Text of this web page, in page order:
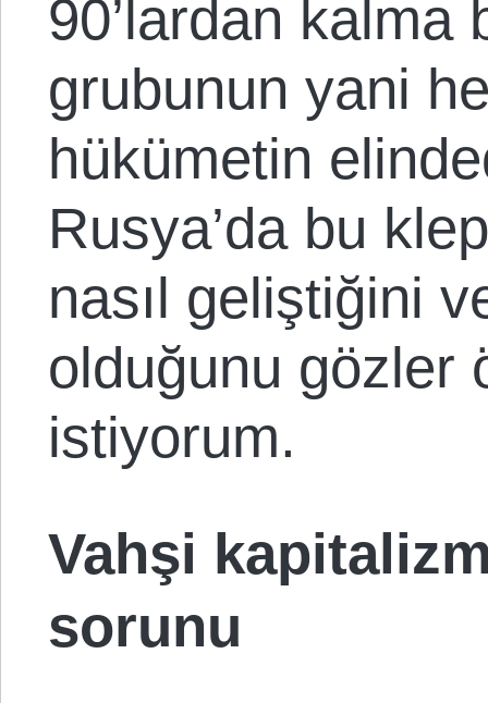
90’lardan kalma
grubunun yani
hükümetin
Rusya’da bu
nasıl geliştiğini
olduğunu gözler
istiyorum.
Vahşi
sorunu